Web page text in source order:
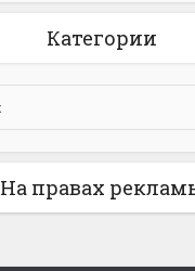
Категории
На правах